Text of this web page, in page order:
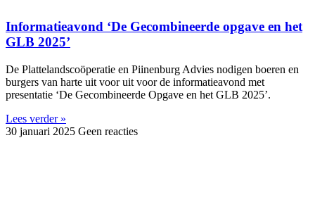
Informatieavond ‘De Gecombineerde opgave en het
GLB 2025’
De Plattelandscoöperatie en Piinenburg Advies nodigen boeren en
burgers van harte uit voor uit voor de informatieavond met
presentatie ‘De Gecombineerde Opgave en het GLB 2025’.
Lees verder »
30 januari 2025 Geen reacties